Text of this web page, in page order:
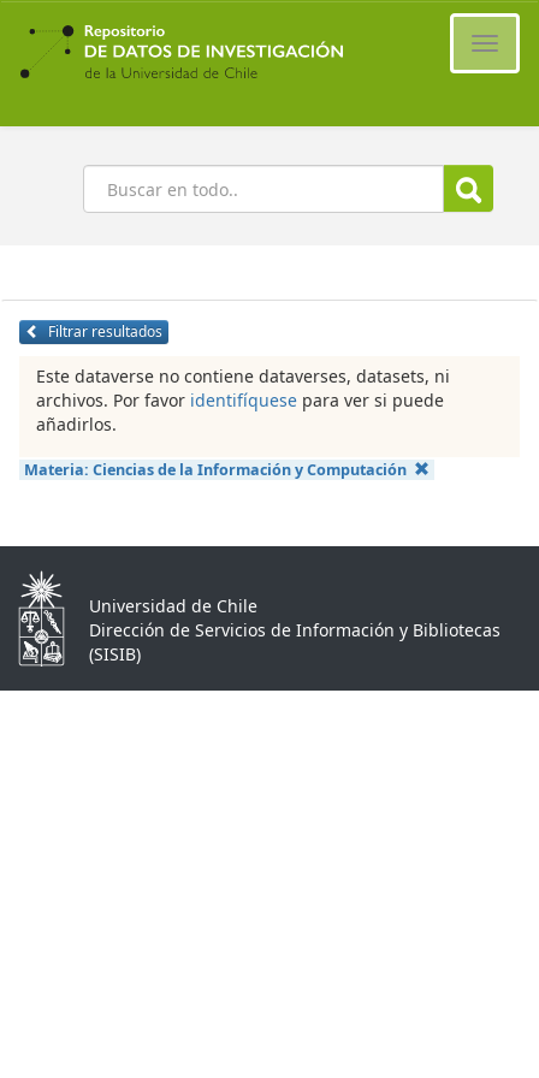
Ir
contenido
principal
Buscar
Filtrar resultados
Este dataverse no contiene dataverses, datasets, ni
archivos. Por favor identifíquese para ver si puede
añadirlos.
Materia: Ciencias de la Información y Computación
Universidad de Chile
Dirección de Servicios de Información y Bibliotecas
(SISIB)